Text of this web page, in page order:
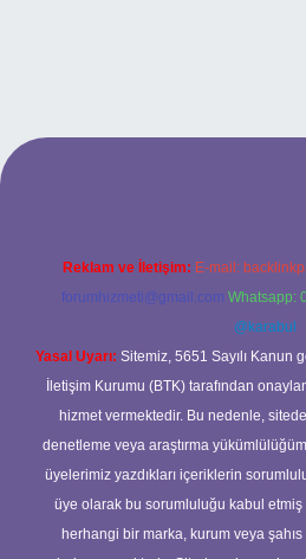
adresi
Reklam ve İletişim: E-mail:
forumhizmeti@gmail.com Whatsapp:
@karabul
Yasal Uyarı: Sitemiz, 5651 Sayılı Kanun
İletişim Kurumu (BTK) tarafından
hizmet vermektedir. Bu nedenle,
denetleme veya araştırma
üyelerimiz yazdıkları içeriklerin
üye olarak bu sorumluluğu kabul etmiş
herhangi bir marka, kurum veya